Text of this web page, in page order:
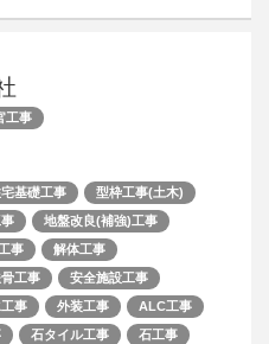
工事
基礎工事
型枠工事(土木)
地盤改良(補強)工事
事
解体工事
工事
安全施設工事
工事 外装工事
ALC工事
石タイル工事
石工事